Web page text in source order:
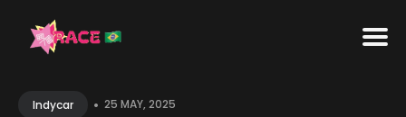
forIndycar • 25 MAY, 2025